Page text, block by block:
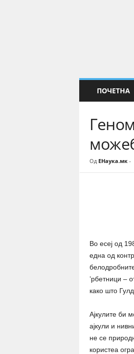
ПОЧЕТНА
Од ЕНаука.мк-
Во есеј од
една од
’рбетници –
како што
Ајкулите би
ајкули и
не се
користеа